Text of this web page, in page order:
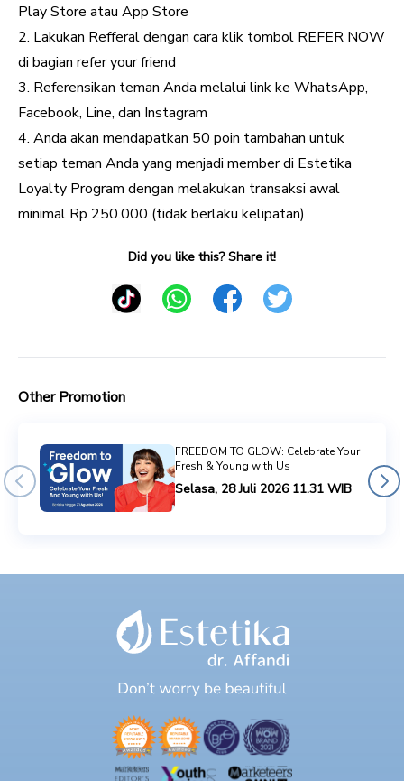
Play Store atau App Store
2. Lakukan Refferal dengan cara klik tombol REFER NOW
di bagian refer your friend
3. Referensikan teman Anda melalui link ke WhatsApp,
Facebook, Line, dan Instagram
4. Anda akan mendapatkan 50 poin tambahan untuk
setiap teman Anda yang menjadi member di Estetika
Loyalty Program dengan melakukan transaksi awal
minimal Rp 250.000 (tidak berlaku kelipatan)
Did you like this? Share it!
Other Promotion
FREEDOM TO GLOW: Celebrate Your
Fresh & Young with Us
Selasa, 28 Juli 2026 11.31 WIB